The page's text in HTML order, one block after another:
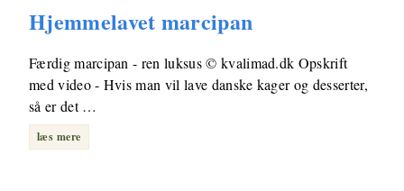
Hjemmelavet marcipan
Færdig marcipan - ren luksus © kvalimad.dk Opskrift
med video - Hvis man vil lave danske kager og desserter,
så er det …
læs mere